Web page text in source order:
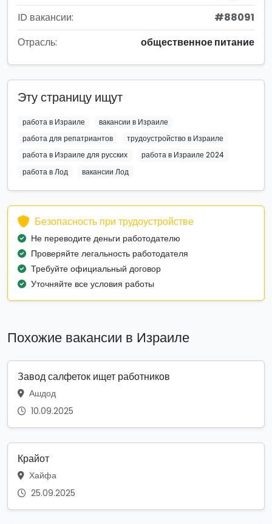
ID вакансии:
#88091
Отрасль:
общественное питание
Эту страницу ищут
работа в Израиле
вакансии в Израиле
работа для репатриантов
трудоустройство в Израиле
работа в Израиле для русских
работа в Израиле 2024
работа в Лод
вакансии Лод
Безопасность при трудоустройстве
Не переводите деньги работодателю
Проверяйте легальность работодателя
Требуйте официальный договор
Уточняйте все условия работы
Похожие вакансии в Израиле
Завод салфеток ищет работников
Ашдод
10.09.2025
Крайот
Хайфа
25.09.2025